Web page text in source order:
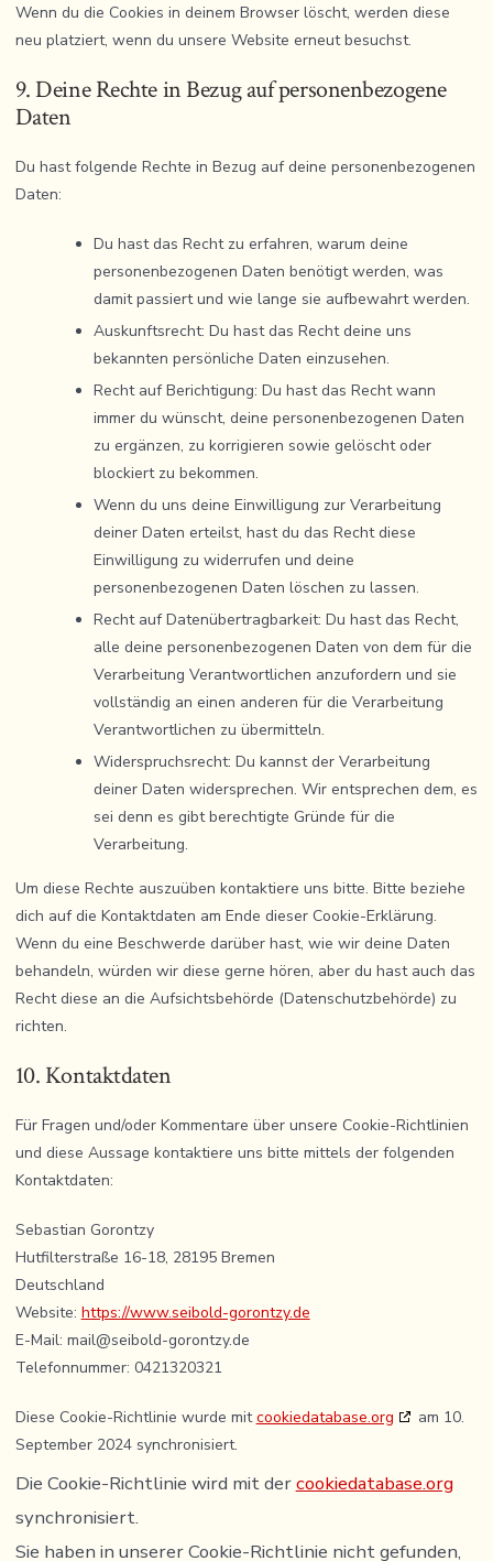
Wenn du die Cookies in deinem Browser löscht, werden diese
neu platziert, wenn du unsere Website erneut besuchst.
9. Deine Rechte in Bezug auf personenbezogene
Daten
Du hast folgende Rechte in Bezug auf deine personenbezogenen
Daten:
Du hast das Recht zu erfahren, warum deine
personenbezogenen Daten benötigt werden, was
damit passiert und wie lange sie aufbewahrt werden.
Auskunftsrecht: Du hast das Recht deine uns
bekannten persönliche Daten einzusehen.
Recht auf Berichtigung: Du hast das Recht wann
immer du wünscht, deine personenbezogenen Daten
zu ergänzen, zu korrigieren sowie gelöscht oder
blockiert zu bekommen.
Wenn du uns deine Einwilligung zur Verarbeitung
deiner Daten erteilst, hast du das Recht diese
Einwilligung zu widerrufen und deine
personenbezogenen Daten löschen zu lassen.
Recht auf Datenübertragbarkeit: Du hast das Recht,
alle deine personenbezogenen Daten von dem für die
Verarbeitung Verantwortlichen anzufordern und sie
vollständig an einen anderen für die Verarbeitung
Verantwortlichen zu übermitteln.
Widerspruchsrecht: Du kannst der Verarbeitung
deiner Daten widersprechen. Wir entsprechen dem, es
sei denn es gibt berechtigte Gründe für die
Verarbeitung.
Um diese Rechte auszuüben kontaktiere uns bitte. Bitte beziehe
dich auf die Kontaktdaten am Ende dieser Cookie-Erklärung.
Wenn du eine Beschwerde darüber hast, wie wir deine Daten
behandeln, würden wir diese gerne hören, aber du hast auch das
Recht diese an die Aufsichtsbehörde (Datenschutzbehörde) zu
richten.
10. Kontaktdaten
Für Fragen und/oder Kommentare über unsere Cookie-Richtlinien
und diese Aussage kontaktiere uns bitte mittels der folgenden
Kontaktdaten:
Sebastian Gorontzy
Hutfilterstraße 16-18, 28195 Bremen
Deutschland
Website: https://www.seibold-gorontzy.de
E-Mail: mail@seibold-gorontzy.de
Telefonnummer: 0421320321
Diese Cookie-Richtlinie wurde mitcookiedatabase.org
am 10.
September 2024 synchronisiert.
Die Cookie-Richtlinie wird mit dercookiedatabase.org
synchronisiert.
Sie haben in unserer Cookie-Richtlinie nicht gefunden,